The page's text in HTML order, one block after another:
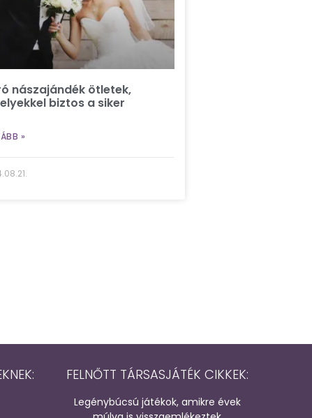
nászajándék ötletek,
biztos a siker
»
FELNŐTT TÁRSASJÁTÉK CIKKEK:
Legénybúcsú játékok, amikre évek